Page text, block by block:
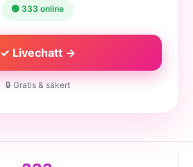
🟢 333 online
✓ Livechatt →
🔒 Gratis & säkert